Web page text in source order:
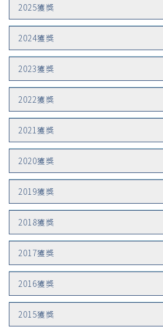
2025獲獎
2024獲獎
2023獲獎
2022獲獎
2021獲獎
2020獲獎
2019獲獎
2018獲獎
2017獲獎
2016獲獎
2015獲獎